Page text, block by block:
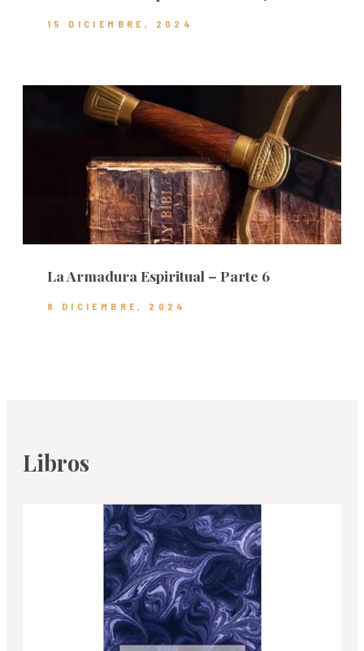
15 DICIEMBRE, 2024
La Armadura Espiritual – Parte 6
8 DICIEMBRE, 2024
Libros